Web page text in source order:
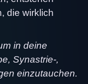
die wirklich
in deine
Synastrie-,
einzutauchen.